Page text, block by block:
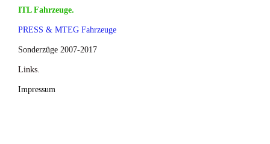
ITL Fahrzeuge.
PRESS & MTEG Fahrzeuge
Sonderzüge 2007-2017
Links.
Impressum